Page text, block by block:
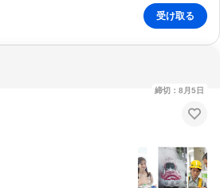
受け取る
締切：8月5日